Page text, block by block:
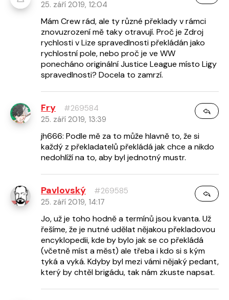
25. září 2019, 12:04
Mám Crew rád, ale ty různé překlady v rámci
znovuzrození mě taky otravují. Proč je Zdroj
rychlosti v Lize spravedlnosti překládán jako
rychlostní pole, nebo proč je ve WW
ponecháno originální Justice League místo Ligy
spravedlnosti? Docela to zamrzí.
Fry
#269584
25. září 2019, 13:39
jh666: Podle mě za to může hlavně to, že si
každý z překladatelů překládá jak chce a nikdo
nedohlíží na to, aby byl jednotný mustr.
Pavlovský
#269585
25. září 2019, 14:17
Jo, už je toho hodně a termínů jsou kvanta. Už
řešíme, že je nutné udělat nějakou překladovou
encyklopedii, kde by bylo jak se co překládá
(včetně míst a měst) ale třeba i kdo si s kým
tyká a vyká. Kdyby byl mezi vámi nějaký pedant,
který by chtěl brigádu, tak nám zkuste napsat.